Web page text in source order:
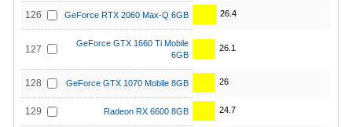
126 GeForce RTX 2060 Max-Q 6GB 26.4
127
GeForce GTX 1660 Ti Mobile
6GB
26.1
128 GeForce GTX 1070 Mobile 8GB 26
129 Radeon RX 6600 8GB 24.7